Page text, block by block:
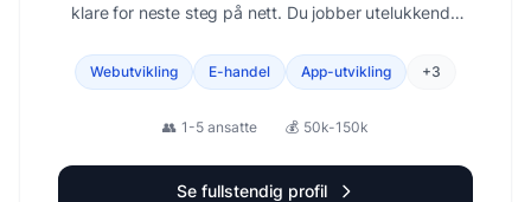
klare for neste steg på nett. Du jobber utelukkende
ansvar for prioriteringer og fremdrift. Høy effektivitet,
dybdekompetanse og tydelige avtaler.
Webutvikling E-handel App-utvikling +3
👥 1-5 ansatte 💰 50k-150k
Se fullstendig profil